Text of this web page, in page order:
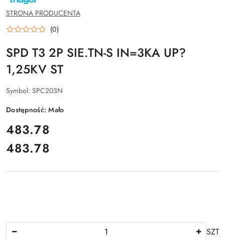
PRODUCENTA:
HAGER
STRONA PRODUCENTA
(0)
SPD T3 2P SIE.TN-S IN=3KA UP?
1,25KV ST
Symbol: SPC203N
Dostępność:Mało
cena:
483.78
Cena:
483.78
SZT